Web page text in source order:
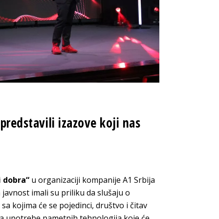
izazove koji nas
u organizaciji kompanije A1 Srbija
imali su priliku da slušaju o
kojima će se pojedinci, društvo i čitav